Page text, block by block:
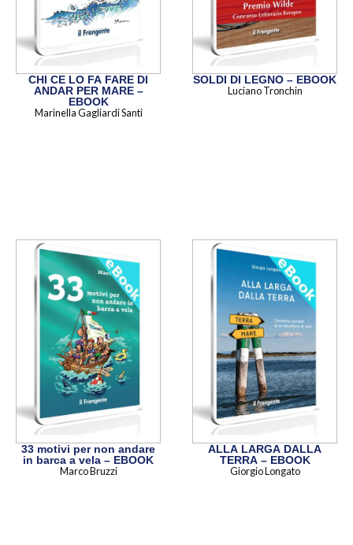
CHI CE LO FA FARE DI
ANDAR PER MARE –
EBOOK
Marinella Gagliardi Santi
SOLDI DI LEGNO – EBOOK
Luciano Tronchin
33 motivi per non andare
in barca a vela – EBOOK
Marco Bruzzi
ALLA LARGA DALLA
TERRA – EBOOK
Giorgio Longato